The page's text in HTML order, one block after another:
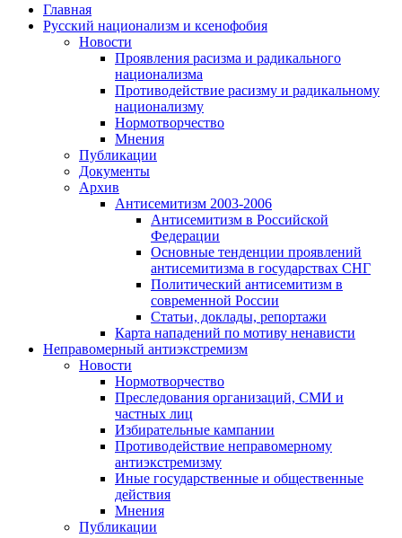
Главная
Русский национализм и ксенофобия
Новости
Проявления расизма и радикального
национализма
Противодействие расизму и радикальному
национализму
Нормотворчество
Мнения
Публикации
Документы
Архив
Антисемитизм 2003-2006
Антисемитизм в Российской
Федерации
Основные тенденции проявлений
антисемитизма в государствах СНГ
Политический антисемитизм в
современной России
Статьи, доклады, репортажи
Карта нападений по мотиву ненависти
Неправомерный антиэкстремизм
Новости
Нормотворчество
Преследования организаций, СМИ и
частных лиц
Избирательные кампании
Противодействие неправомерному
антиэкстремизму
Иные государственные и общественные
действия
Мнения
Публикации